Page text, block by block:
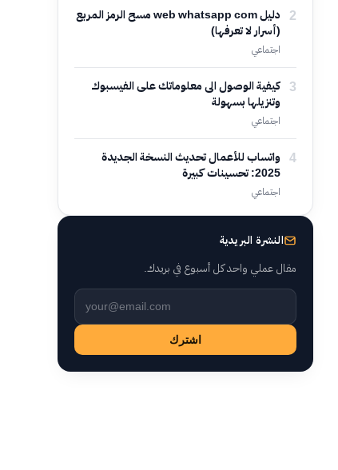
2
دليل web whatsapp com مسح الرمز المربع
(أسرار لا تعرفها)
اجتماعي
3 كيفية الوصول الى معلوماتك على الفيسبوك
وتنزيلها بسهولة
اجتماعي
4 واتساب للأعمال تحديث النسخة الجديدة
2025: تحسينات كبيرة
اجتماعي
النشرة البريدية
مقال عملي واحد كل أسبوع في بريدك.
اشترك